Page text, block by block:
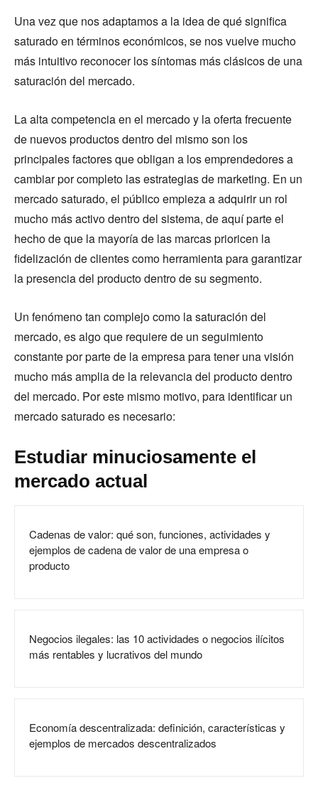
Una vez que nos adaptamos a la idea de qué significa
saturado en términos económicos, se nos vuelve mucho
más intuitivo reconocer los síntomas más clásicos de una
saturación del mercado.
La alta competencia en el mercado y la oferta frecuente
de nuevos productos dentro del mismo son los
principales factores que obligan a los emprendedores a
cambiar por completo las estrategias de marketing. En un
mercado saturado, el público empieza a adquirir un rol
mucho más activo dentro del sistema, de aquí parte el
hecho de que la mayoría de las marcas prioricen la
fidelización de clientes como herramienta para garantizar
la presencia del producto dentro de su segmento.
Un fenómeno tan complejo como la saturación del
mercado, es algo que requiere de un seguimiento
constante por parte de la empresa para tener una visión
mucho más amplia de la relevancia del producto dentro
del mercado. Por este mismo motivo, para identificar un
mercado saturado es necesario:
Estudiar minuciosamente el
mercado actual
Cadenas de valor: qué son, funciones, actividades y
ejemplos de cadena de valor de una empresa o
producto
Negocios ilegales: las 10 actividades o negocios ilícitos
más rentables y lucrativos del mundo
Economía descentralizada: definición, características y
ejemplos de mercados descentralizados